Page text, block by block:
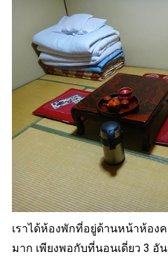
เราได้ห้องพักที่อยู่ด้านหน้าห้อง
มาก เพียงพอกับที่นอนเดี่ยว 3 อั